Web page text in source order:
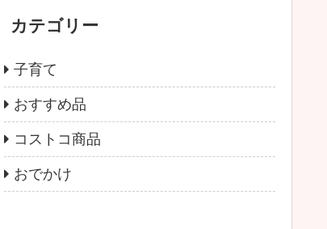
カテゴリー
子育て
おすすめ品
コストコ商品
おでかけ